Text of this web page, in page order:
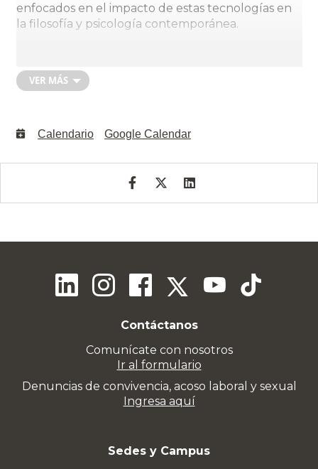
enfocados en el impacto de estas tecnologías en
la filosofía y psicología contemporánea.
VER MÁS
Calendario Google Calendar
Contáctanos
Comunícate con nosotros
Ir al formulario
Denuncias de convivencia, acoso laboral y sexual
Ingresa aquí
Sedes y Campus